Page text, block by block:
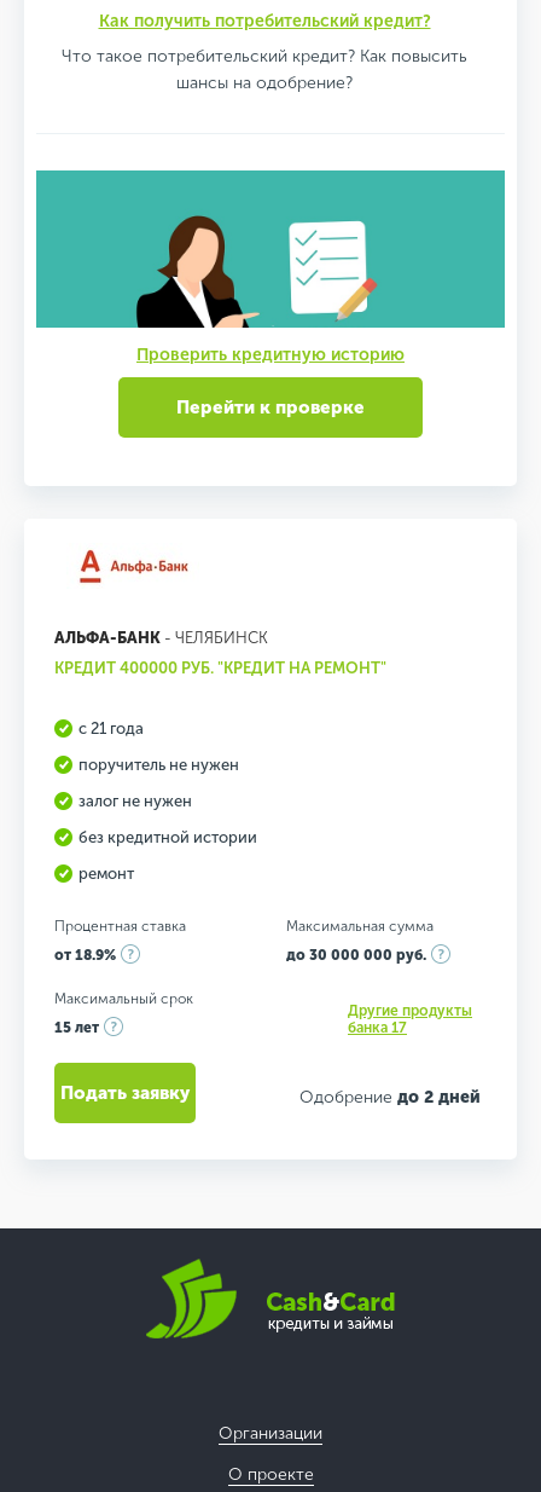
Как получить потребительский кредит?
Что такое потребительский кредит? Как повысить
шансы на одобрение?
Проверить кредитную историю
Перейти к проверке
АЛЬФА-БАНК - ЧЕЛЯБИНСК
КРЕДИТ 400000 РУБ. "КРЕДИТ НА РЕМОНТ"
с 21 года
поручитель не нужен
залог не нужен
без кредитной истории
ремонт
Процентная ставка
от 18.9%
Максимальная сумма
до 30 000 000 руб.
Максимальный срок
15 лет
Другие продукты
банка 17
Одобрение до 2 дней
Подать заявку
Организации
О проекте